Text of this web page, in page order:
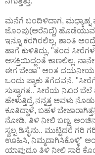
ಮನೆಗೆ ಬಂದಿಳಿದಾಗ, ಮಧ್ಯಾಹ್ನ
ಜೊಂಪು(ಅರೆನಿದ್ದೆ)
ಇನ್ನೂ ಕರಗಿರಲಿಲ್ಲ, ಶಾಂತಿ
ಹಾಗೆ ಕುಳಿತಿದ್ಲು, "ತಂದ
ಆಸಕ್ತಿಯಿದ್ದಂತೆ ಕಾಣಲಿಲ್ಲ,
ಈಗ ಬೇಡಾ" ಅಂತ
ಒಂದು ಪ್ಯಾಕು ತೆಗೆದವನೆ,
ಸುಸ್ವಾಗತ.. ಸೀರೆಯ ನಿಖರ ಬೆಲೆ
ಹೇಳುತ್ತಿದ್ರೆ ನನ್ನತ್ತ ಅವಳು
ಕೂತಿದ್ದಾಳೆ, ಬಹಳ
ನೋಡಿ, ತಿಳಿ ನೀಲಿ ಬಣ್ಣ,
ಸ್ವಲ್ಪ ಡಿಸೈನು.. ಮುಟ್ಟಿದರೆ
ಊಹಿಸಿ, ನಿಮ್ಮದಾಗಿಸಿಕೊಳ್ಳಿ"
ಯಾವುದೂ ತಿಳಿ ನೀಲಿ ಸಾರಿ